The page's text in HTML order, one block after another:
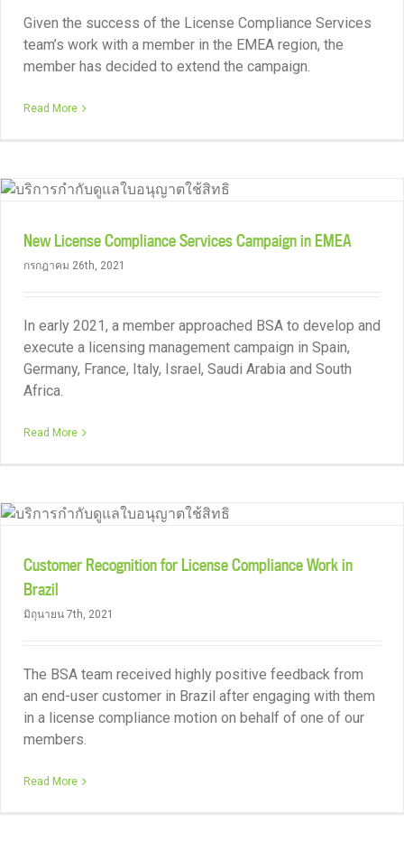
Given the success of the License Compliance Services
team’s work with a member in the EMEA region, the
member has decided to extend the campaign.
Read More
New License Compliance Services Campaign in EMEA
กรกฎาคม 26th, 2021
In early 2021, a member approached BSA to develop and
execute a licensing management campaign in Spain,
Germany, France, Italy, Israel, Saudi Arabia and South
Africa.
Read More
Customer Recognition for License Compliance Work in
Brazil
มิถุนายน 7th, 2021
The BSA team received highly positive feedback from
an end-user customer in Brazil after engaging with them
in a license compliance motion on behalf of one of our
members.
Read More